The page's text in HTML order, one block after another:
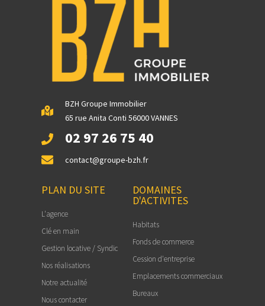
BZH Groupe Immobilier
65 rue Anita Conti 56000 VANNES
02 97 26 75 40
contact@groupe-bzh.fr
PLAN DU SITE
L'agence
Clé en main
Gestion locative / Syndic
Nos réalisations
Notre actualité
Nous contacter
DOMAINES
D'ACTIVITES
Habitats
Fonds de commerce
Cession d'entreprise
Emplacements commerciaux
Bureaux